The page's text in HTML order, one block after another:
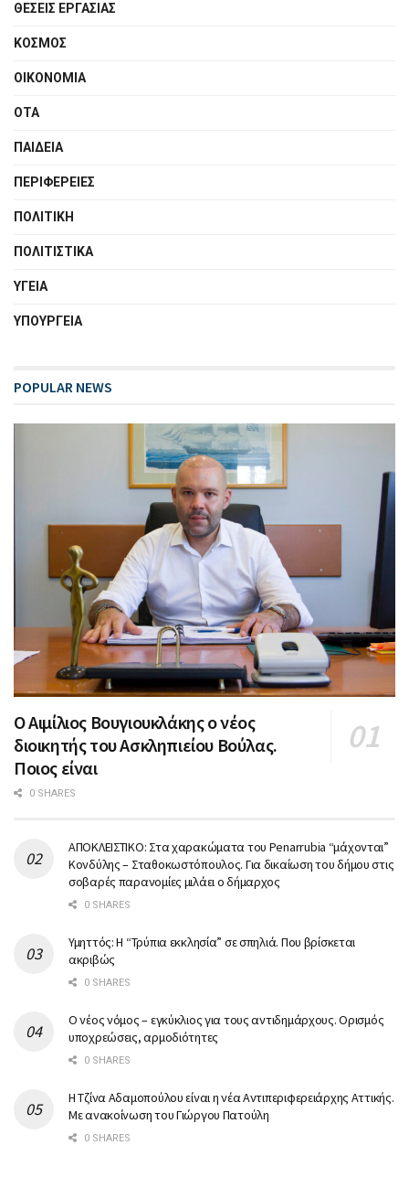
ΘΕΣΕΙΣ ΕΡΓΑΣΙΑΣ
ΚΟΣΜΟΣ
ΟΙΚΟΝΟΜΙΑ
ΟΤΑ
ΠΑΙΔΕΙΑ
ΠΕΡΙΦΕΡΕΙΕΣ
ΠΟΛΙΤΙΚΗ
ΠΟΛΙΤΙΣΤΙΚΑ
ΥΓΕΙΑ
ΥΠΟΥΡΓΕΙΑ
POPULAR NEWS
Ο Αιμίλιος Βουγιουκλάκης ο νέος
διοικητής του Ασκληπιείου Βούλας.
Ποιος είναι
0 SHARES
ΑΠΟΚΛΕΙΣΤΙΚΟ: Στα χαρακώματα του Penarrubia “μάχονται”
Κονδύλης – Σταθοκωστόπουλος. Για δικαίωση του δήμου στις
σοβαρές παρανομίες μιλάει ο δήμαρχος
0 SHARES
Υμηττός: Η “Τρύπια εκκλησία” σε σπηλιά. Που βρίσκεται
ακριβώς
0 SHARES
Ο νέος νόμος – εγκύκλιος για τους αντιδημάρχους. Ορισμός
υποχρεώσεις, αρμοδιότητες
0 SHARES
Η Τζίνα Αδαμοπούλου είναι η νέα Αντιπεριφερειάρχης Αττικής.
Με ανακοίνωση του Γιώργου Πατούλη
0 SHARES